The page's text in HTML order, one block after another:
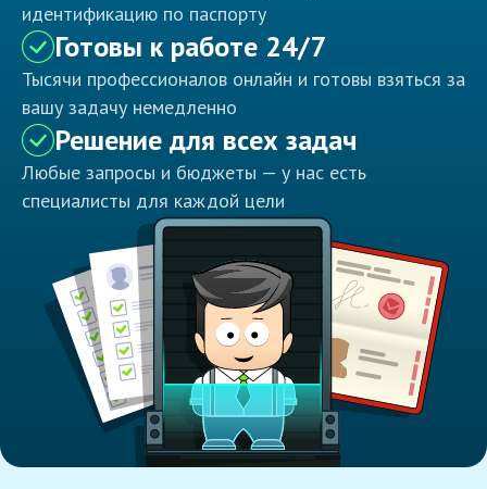
идентификацию по паспорту
Готовы к работе 24/7
Тысячи профессионалов онлайн и готовы взяться за
вашу задачу немедленно
Решение для всех задач
Любые запросы и бюджеты — у нас есть
специалисты для каждой цели